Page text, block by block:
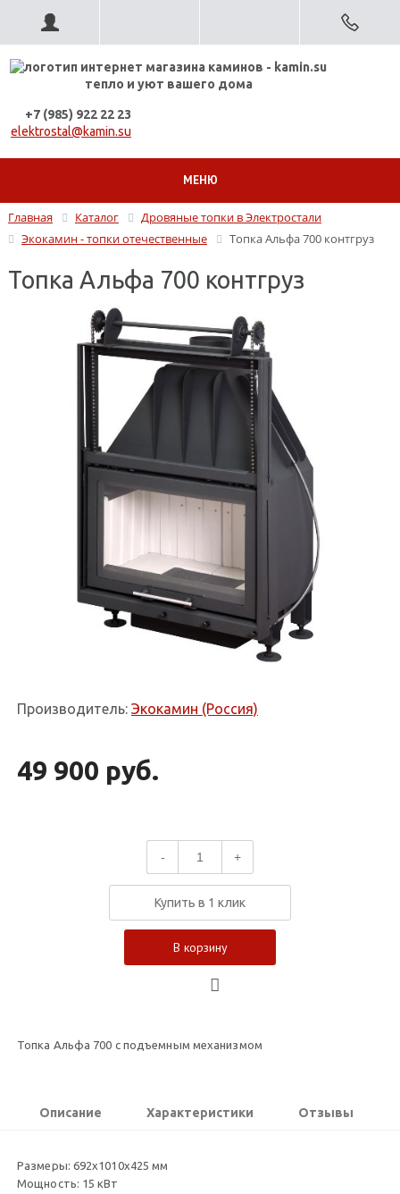
тепло и уют вашего дома
+7 (985) 922 22 23
elektrostal@kamin.su
МЕНЮ
Главная Каталог
Дровяные топки в Электростали
Экокамин - топки отечественные
Топка Альфа 700 контгруз
Топка Альфа 700 контгруз
Производитель: Экокамин (Россия)
49 900 руб.
- +
Купить в 1 клик
В корзину
Топка Альфа 700 с подъемным механизмом
Описание Характеристики Отзывы
Размеры: 692х1010х425 мм
Мощность: 15 кВт